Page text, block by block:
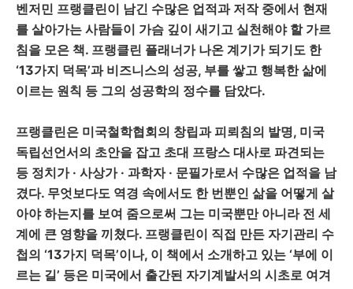
벤저민 프랭클린이 남긴 수많은 업적과 저작 중에서 현재
를 살아가는 사람들이 가슴 깊이 새기고 실천해야 할 가르
침을 모은 책. 프랭클린 플래너가 나온 계기가 되기도 한
‘13가지 덕목’과 비즈니스의 성공, 부를 쌓고 행복한 삶에
이르는 원칙 등 그의 성공학의 정수를 담았다.
프랭클린은 미국철학협회의 창립과 피뢰침의 발명, 미국
독립선언서의 초안을 잡고 초대 프랑스 대사로 파견되는
등 정치가 · 사상가 · 과학자 · 문필가로서 수많은 업적을 남
겼다. 무엇보다도 역경 속에서도 한 번뿐인 삶을 어떻게 살
아야 하는지를 보여 줌으로써 그는 미국뿐만 아니라 전 세
계에 큰 영향을 끼쳤다. 프랭클린이 직접 만든 자기관리 수
첩의 ‘13가지 덕목’이나, 이 책에서 소개하고 있는 ‘부에 이
르는 길’ 등은 미국에서 출간된 자기계발서의 시초로 여겨